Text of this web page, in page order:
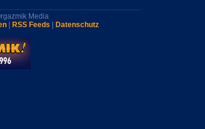
Media
RSS Feeds Datenschutz